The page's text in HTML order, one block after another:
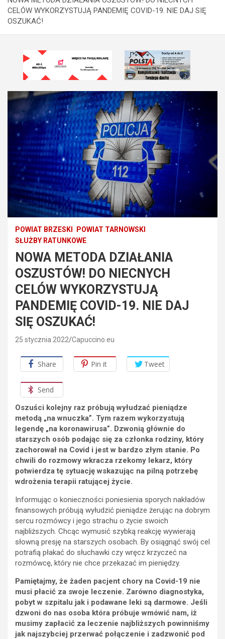
CELÓW WYKORZYSTUJĄ PANDEMIĘ COVID-19. NIE DAJ SIĘ
OSZUKAĆ!
POWIAT BRZESKI
POWIAT TARNOWSKI
SŁUŻBY RATUNKOWE
NOWA METODA DZIAŁANIA
OSZUSTÓW! DO NIECNYCH
CELÓW WYKORZYSTUJĄ
PANDEMIĘ COVID-19. NIE DAJ
SIĘ OSZUKAĆ!
25 stycznia 2022 Capuccino.eu
Share Pin it Tweet
Send
Oszuści kolejny raz próbują wyłudzać pieniądze
metodą „na wnuczka”. Tym razem wykorzystują
legendę „na koronawirusa”. Dzwonią głównie do
starszych osób podając się za członka rodziny, który
zachorował na Covid i jest w bardzo złym stanie. Po
chwili do rozmowy wkracza rzekomy lekarz, który
potwierdza tę sytuację wskazując na pilną potrzebę
wdrożenia terapii ratującej życie.
Informując o konieczności poniesienia sporych nakładów
finansowych próbują wyłudzić pieniądze żerując na dobrym
sercu rozmówcy i jego strachu o życie swoich
najbliższych. Chcąc wymusić szybką reakcję wywierają
słowną presję na starszych osobach. By osiągnąć swój cel
potrafią płakać do słuchawki czy wręcz krzyczeć na
rozmówcę, który nie chce przekazać im pieniędzy.
Pamiętajmy, że żaden pacjent chory na Covid-19 nie
musi płacić za swoje leczenie. Zarówno diagnostyka,
pobyt w szpitalu jak i podawane leki są darmowe. Jeśli
dzwoni do nas osoba która próbuje wmówić nam, iż
musimy zapłacić za leczenie najbliższych powinniśmy
jak najszybciej przerwać połączenie i zadzwonić pod